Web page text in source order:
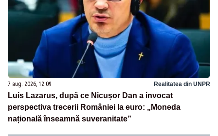
7 aug. 2026, 12:09 Realitatea din UNPR
Luis Lazarus, după ce Nicușor Dan a invocat
perspectiva trecerii României la euro: „Moneda
națională înseamnă suveranitate”